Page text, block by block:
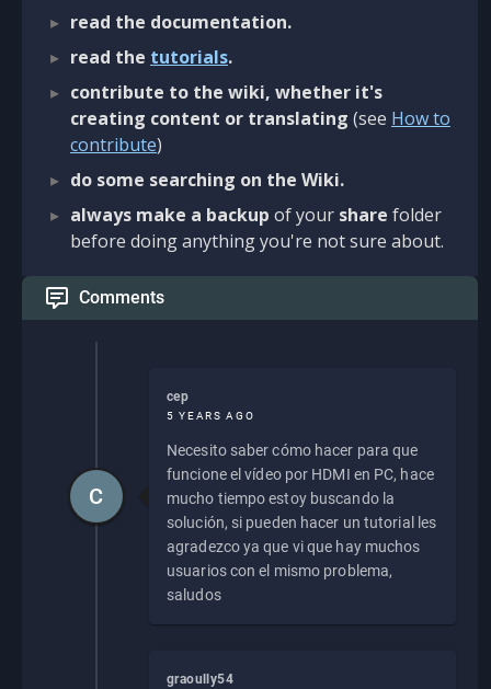
read the documentation.
read the tutorials.
contribute to the wiki, whether it's
creating content or translating (see How to
contribute)
do some searching on the Wiki.
always make a backup of your share folder
before doing anything you're not sure about.
Comments
cep
5 YEARS AGO
Necesito saber cómo hacer para que
funcione el vídeo por HDMI en PC, hace
mucho tiempo estoy buscando la
solución, si pueden hacer un tutorial les
agradezco ya que vi que hay muchos
usuarios con el mismo problema,
saludos
C
graoully54